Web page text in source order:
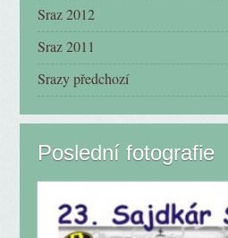
Sraz 2012
Sraz 2011
Srazy předchozí
Poslední fotografie